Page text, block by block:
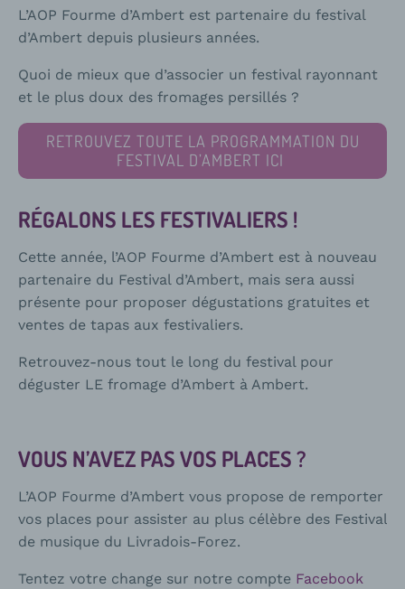
L’AOP Fourme d’Ambert est partenaire du festival
d’Ambert depuis plusieurs années.
Quoi de mieux que d’associer un festival rayonnant
et le plus doux des fromages persillés ?
RETROUVEZ TOUTE LA PROGRAMMATION DU
FESTIVAL D’AMBERT ICI
RÉGALONS LES FESTIVALIERS !
Cette année, l’AOP Fourme d’Ambert est à nouveau
partenaire du Festival d’Ambert, mais sera aussi
présente pour proposer dégustations gratuites et
ventes de tapas aux festivaliers.
Retrouvez-nous tout le long du festival pour
déguster LE fromage d’Ambert à Ambert.
VOUS N’AVEZ PAS VOS PLACES ?
L’AOP Fourme d’Ambert vous propose de remporter
vos places pour assister au plus célèbre des Festival
de musique du Livradois-Forez.
Tentez votre change sur notre compte Facebook